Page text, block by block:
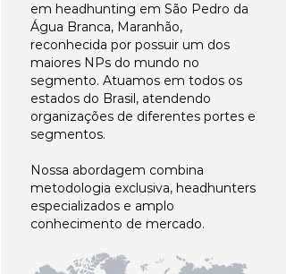
em headhunting em São Pedro da
Água Branca, Maranhão,
reconhecida por possuir um dos
maiores NPs do mundo no
segmento. Atuamos em todos os
estados do Brasil, atendendo
organizações de diferentes portes e
segmentos.
Nossa abordagem combina
metodologia exclusiva, headhunters
especializados e amplo
conhecimento de mercado.